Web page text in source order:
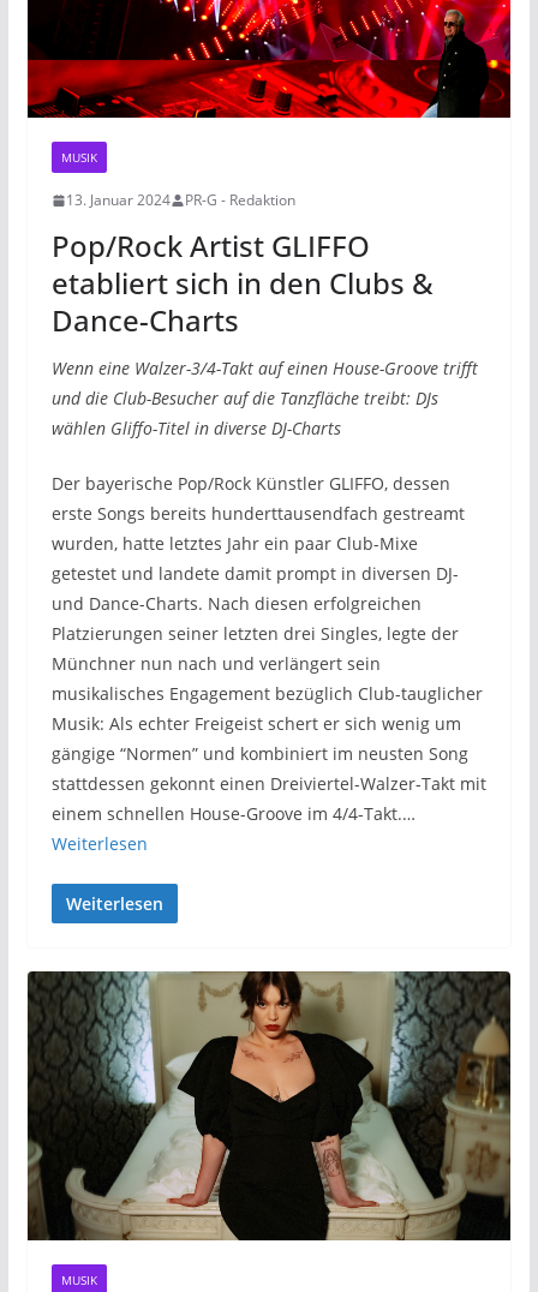
MUSIK
13. Januar 2024 PR-G - Redaktion
Pop/Rock Artist GLIFFO
etabliert sich in den Clubs &
Dance-Charts
Wenn eine Walzer-3/4-Takt auf einen House-Groove trifft
und die Club-Besucher auf die Tanzfläche treibt: DJs
wählen Gliffo-Titel in diverse DJ-Charts
Der bayerische Pop/Rock Künstler GLIFFO, dessen
erste Songs bereits hunderttausendfach gestreamt
wurden, hatte letztes Jahr ein paar Club-Mixe
getestet und landete damit prompt in diversen DJ-
und Dance-Charts. Nach diesen erfolgreichen
Platzierungen seiner letzten drei Singles, legte der
Münchner nun nach und verlängert sein
musikalisches Engagement bezüglich Club-tauglicher
Musik: Als echter Freigeist schert er sich wenig um
gängige “Normen” und kombiniert im neusten Song
stattdessen gekonnt einen Dreiviertel-Walzer-Takt mit
einem schnellen House-Groove im 4/4-Takt.…
Weiterlesen
Weiterlesen
MUSIK